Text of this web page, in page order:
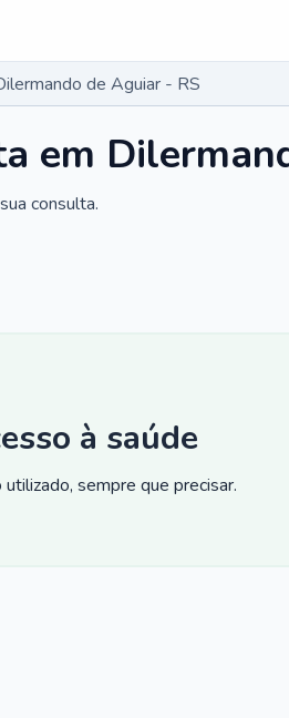
de Aguiar - RS
em
consulta.
à saúde
sempre que precisar.